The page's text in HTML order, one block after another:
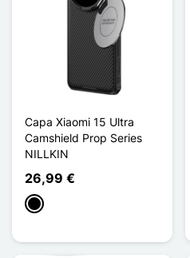
Capa Xiaomi 15 Ultra
Camshield Prop Series
NILLKIN
26,99 €
Preto